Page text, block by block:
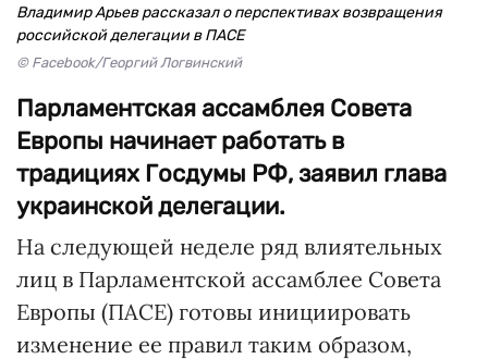
Владимир Арьев рассказал о перспективах возвращения
российской делегации в ПАСЕ
© Facebook/Георгий Логвинский
Парламентская ассамблея Совета
Европы начинает работать в
традициях Госдумы РФ, заявил глава
украинской делегации.
На следующей неделе ряд влиятельных
лиц в Парламентской ассамблее Совета
Европы (ПАСЕ) готовы инициировать
изменение ее правил таким образом,